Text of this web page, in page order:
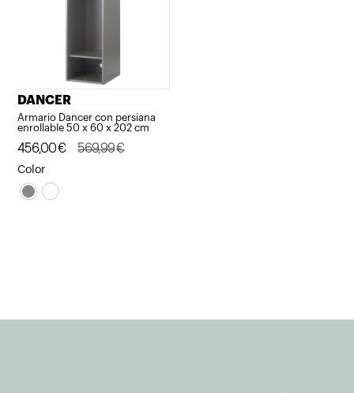
DANCER
Armario Dancer con persiana
enrollable 50 x 60 x 202 cm
569,99€
El
precio
original
456,00€
El
precio
actual
Color